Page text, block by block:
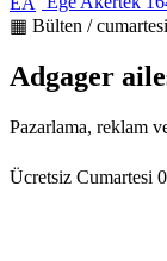
▦ Bülten / cumartesi
Adgager
Pazarlama, reklam
Ücretsiz Cumartesi